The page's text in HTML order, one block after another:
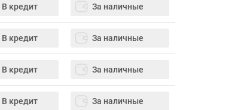
В кредит За наличные
В кредит За наличные
В кредит За наличные
В кредит За наличные